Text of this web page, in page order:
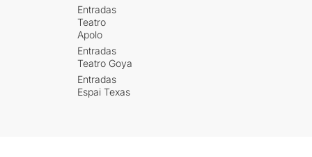
Entradas
Teatro
Apolo
Entradas
Teatro Goya
Entradas
Espai Texas